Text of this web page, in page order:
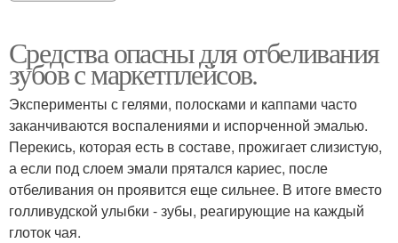
Средства опасны для отбеливания
зубов с маркетплейсов.
Эксперименты с гелями, полосками и каппами часто
заканчиваются воспалениями и испорченной эмалью.
Перекись, которая есть в составе, прожигает слизистую,
а если под слоем эмали прятался кариес, после
отбеливания он проявится еще сильнее. В итоге вместо
голливудской улыбки - зубы, реагирующие на каждый
глоток чая.